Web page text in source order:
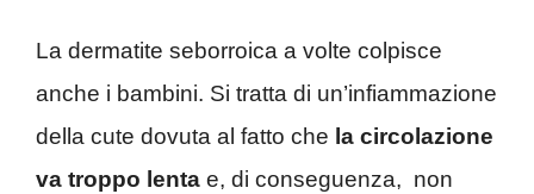
La dermatite seborroica a volte colpisce
anche i bambini. Si tratta di un’infiammazione
della cute dovuta al fatto che la circolazione
va troppo lenta e, di conseguenza, non